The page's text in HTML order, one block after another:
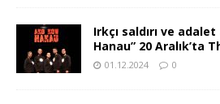
Irkçı saldırı ve adalet
Hanau” 20 Aralık’ta
01.12.2024 0